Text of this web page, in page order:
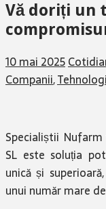
Vă doriți un
10 mai 2025
Companii,
Specialiștii
SL este soluția
unică și
unui număr mare